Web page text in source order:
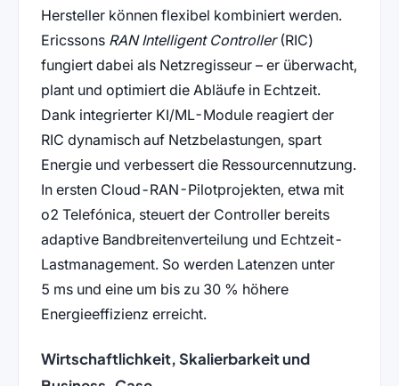
Hersteller können flexibel kombiniert werden.
Ericssons RAN Intelligent Controller(RIC)
fungiert dabei als Netzregisseur – er überwacht,
plant und optimiert die Abläufe in Echtzeit.
Dank integrierter KI/ML-Module reagiert der
RIC dynamisch auf Netzbelastungen, spart
Energie und verbessert die Ressourcennutzung.
In ersten Cloud-RAN-Pilotprojekten, etwa mit
o2 Telefónica, steuert der Controller bereits
adaptive Bandbreitenverteilung und Echtzeit-
Lastmanagement. So werden Latenzen unter
5 ms und eine um bis zu 30 % höhere
Energieeffizienz erreicht.
Wirtschaftlichkeit, Skalierbarkeit und